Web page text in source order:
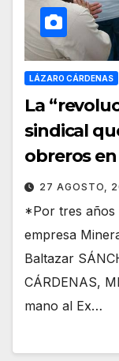
LÁZARO CÁRDENAS
La
sindical
obreros en
27 AGOSTO,
*Por tres años
empresa
Baltazar
CÁRDENAS,
mano al Ex…